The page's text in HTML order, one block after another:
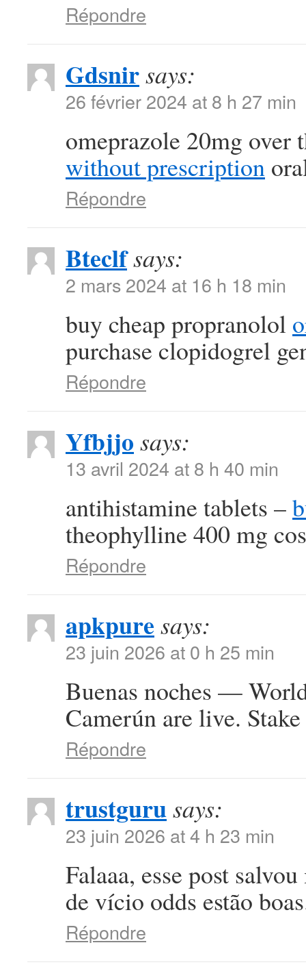
Répondre
Gdsnirsays:
26 février 2024 at 8 h 27 min
omeprazole 20mg over
without prescription
Répondre
Bteclfsays:
2 mars 2024 at 16 h 18 min
buy cheap propranolol
purchase clopidogrel
Répondre
Yfbjjo says:
13 avril 2024 at 8 h 40 min
antihistamine tablets –
theophylline 400 mg
Répondre
apkpure says:
23 juin 2026 at 0 h 25 min
Buenas noches —
Camerún are live.
Répondre
trustgurusays:
23 juin 2026 at 4 h 23 min
Falaaa, esse post
de vício odds estão
Répondre